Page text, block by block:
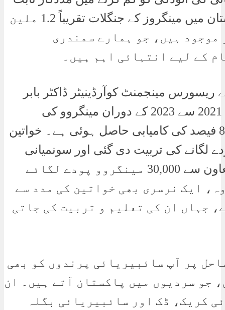
ہوتی ہیں۔ پاکستان میں مینگروز کے جنگلات تقریباً 1.2 ملین
موجود ہیں، جو ہمارے سمندری
کے لیے انتہائی اہم ہیں۔
مینجمنٹ کوآرڈینیٹر ڈاکٹر بابر
حسین نے بتایا کہ 2021 سے 2023 کے دوران مینگروو کی
شجرکاری میں 85 فیصد کی کامیابی حاصل ہوئی ہے۔ خواتین
لگانے کی تربیت دی گئی اور سونمیانی
میں خواتین کے تعاون سے 30,000 مینگروو پودے لگائے
ایک نرسری بھی خواتین کی مدد سے
جہاں ان کی تعلیم و تربیت کی جاتی
پر آپ سائبیریائی پرندوں کو بھی
جو سردیوں میں پاکستان آتے ہیں۔ ان
کریک، ڈک اور سائبیریائی بگلہ